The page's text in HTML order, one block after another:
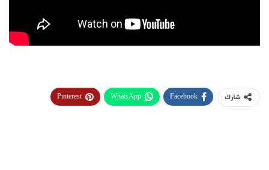
شارك Facebook
WhatsApp
Pinterest